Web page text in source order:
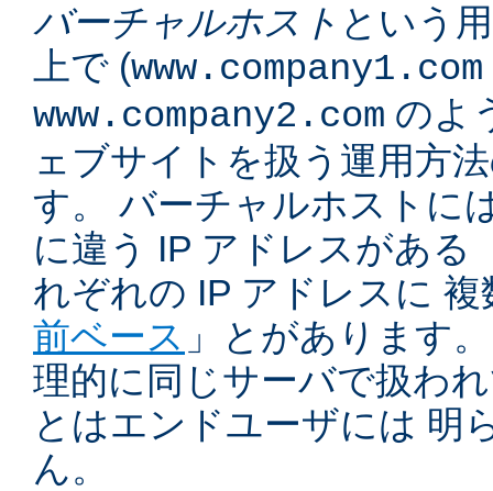
バーチャルホスト という
上で (www.company1.com
www.company2.com のよ
ェブサイトを扱う運用方
す。 バーチャルホストに
に違う IP アドレスがある
れぞれの IP アドレスに
前ベース 」とがあります
理的に同じサーバで扱わ
とはエンドユーザには 明
ん。